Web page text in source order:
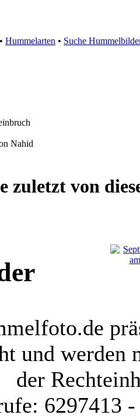
• Hummelarten • Suche
Nahid
zuletzt von
und werden
der
6297413